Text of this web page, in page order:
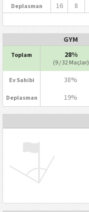
Deplasman 16 8
GYM
Toplam 28%
(9 / 32 Maçlar)
Ev Sahibi 38%
Deplasman 19%